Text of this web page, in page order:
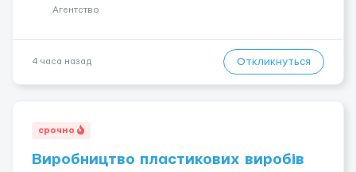
опалубки после за...
Агентство
4 часа назад Откликнуться
срочно
Виробництво пластикових виробів